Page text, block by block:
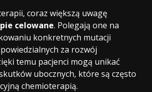
coraz większą uwagę
celowane. Polegają one na
konkretnych mutacji
za rozwój
temu pacjenci mogą unikać
ubocznych, które są często
chemioterapią.